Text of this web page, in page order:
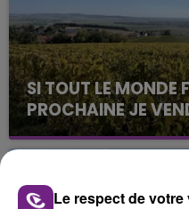
SI TOUT LE MONDE
PROCHAINE JE
La vendange en
août dans la
Le respect de